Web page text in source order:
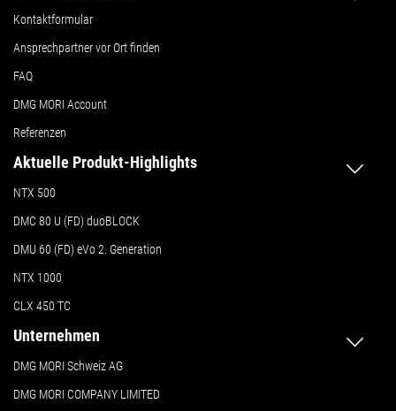
Kontaktformular
Ansprechpartner vor Ort finden
FAQ
DMG MORI Account
Referenzen
Aktuelle Produkt-Highlights
NTX 500
DMC 80 U (FD) duoBLOCK
DMU 60 (FD) eVo 2. Generation
NTX 1000
CLX 450 TC
Unternehmen
DMG MORI Schweiz AG
DMG MORI COMPANY LIMITED